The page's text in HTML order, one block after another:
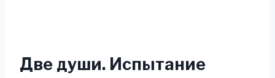
Две души. Испытание